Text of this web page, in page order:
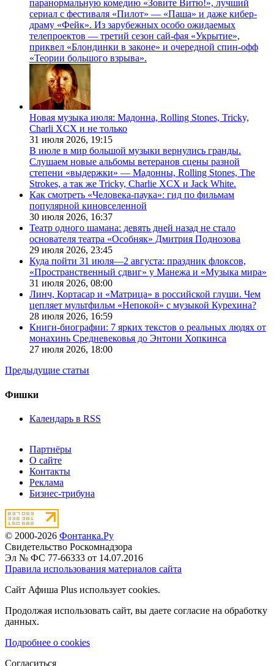
паранормальную комедию «Зовите Витю!», лучший
сериал с фестиваля «Пилот» — «Паша» и даже кибер-
драму «Фейк». Из зарубежных особо ожидаемых
телепроектов — третий сезон сай-фая «Укрытие»,
приквел «Блондинки в законе» и очередной спин-офф
«Теории большого взрыва».
Новая музыка июля: Мадонна, Rolling Stones, Tricky,
Charli XCX и не только
31 июля 2026, 19:15
В июле в мир большой музыки вернулись гранды.
Слушаем новые альбомы ветеранов сцены разной
степени «выдержки» — Мадонны, Rolling Stones, The
Strokes, а так же Tricky, Charlie XCX и Jack White.
Как смотреть «Человека-паука»: гид по фильмам
популярной киновселенной
30 июля 2026, 16:37
Театр одного шамана: девять дней назад не стало
основателя театра «Особняк» Дмитрия Поднозова
29 июля 2026, 23:45
Куда пойти 31 июля—2 августа: праздник флоксов,
«Пространственный сдвиг» у Манежа и «Музыка мира»
31 июля 2026, 08:00
Линч, Кортасар и «Матрица» в российской глуши. Чем
цепляет мультфильм «Непокой» с музыкой Курехина?
28 июля 2026, 16:59
Книги-биографии: 7 ярких текстов о реальных людях от
монахинь Средневековья до Энтони Хопкинса
27 июля 2026, 18:00
Предыдущие статьи
Фишки
Календарь в RSS
Партнёры
О сайте
Контакты
Реклама
Бизнес-трибуна
© 2000-2026 Фонтанка.Ру
Свидетельство Роскомнадзора
Эл № ФС 77-66333 от 14.07.2016
Правила использования материалов сайта
Сайт Афиша Plus использует cookies.
Продолжая использовать сайт, вы даете согласие на обработку
данных.
Подробнее о cookies
Согласиться